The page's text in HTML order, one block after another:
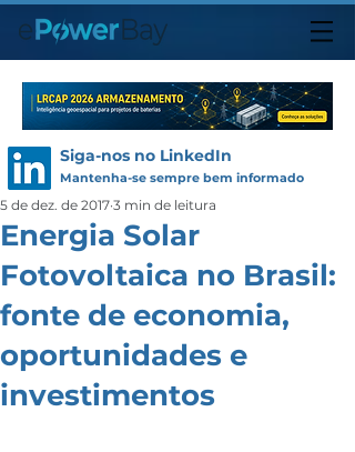
Siga-nos no LinkedIn
Mantenha-se sempre bem informado
Energia Solar
Fotovoltaica no Brasil:
fonte de economia,
oportunidades e
investimentos
5 de dez. de 2017 3 min de leitura